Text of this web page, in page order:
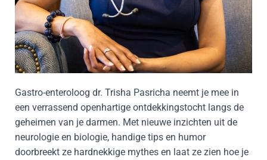
Gastro-enteroloog dr. Trisha Pasricha neemt je mee in
een verrassend openhartige ontdekkingstocht langs de
geheimen van je darmen. Met nieuwe inzichten uit de
neurologie en biologie, handige tips en humor
doorbreekt ze hardnekkige mythes en laat ze zien hoe je